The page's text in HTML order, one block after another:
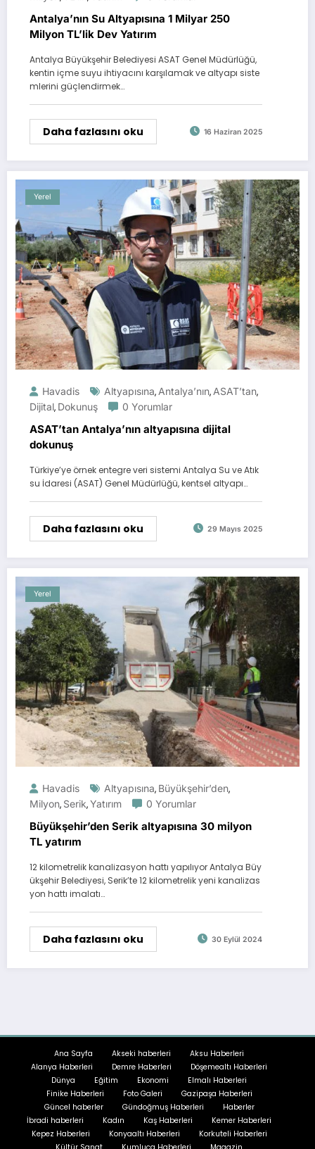
Antalya’nın Su Altyapısına 1 Milyar 250
Milyon TL’lik Dev Yatırım
Antalya Büyükşehir Belediyesi ASAT Genel Müdürlüğü,
kentin içme suyu ihtiyacını karşılamak ve altyapı siste
mlerini güçlendirmek…
Daha fazlasını oku 16 Haziran 2025
Yerel
Havadis Altyapısına, Antalya’nın, ASAT’tan,
Dijital, Dokunuş 0 Yorumlar
ASAT’tan Antalya’nın altyapısına dijital
dokunuş
Türkiye’ye örnek entegre veri sistemi Antalya Su ve Atık
su İdaresi (ASAT) Genel Müdürlüğü, kentsel altyapı…
Daha fazlasını oku 29 Mayıs 2025
Yerel
Havadis Altyapısına, Büyükşehir’den,
Milyon, Serik,Yatırım 0 Yorumlar
Büyükşehir’den Serik altyapısına 30 milyon
TL yatırım
12 kilometrelik kanalizasyon hattı yapılıyor Antalya Büy
ükşehir Belediyesi, Serik’te 12 kilometrelik yeni kanalizas
yon hattı imalatı…
Daha fazlasını oku 30 Eylül 2024
Ana Sayfa Akseki haberleri
Aksu Haberleri
Alanya Haberleri
Demre Haberleri
Döşemealtı Haberleri
Dünya
Eğitim Ekonomi
Elmalı Haberleri
Finike Haberleri
Foto Galeri
Gazipaşa Haberleri
Güncel haberler
Gündoğmuş Haberleri
Haberler
İbradi haberleri
Kadın Kaş Haberleri
Kemer Haberleri
Kepez Haberleri
Konyaaltı Haberleri
Korkuteli Haberleri